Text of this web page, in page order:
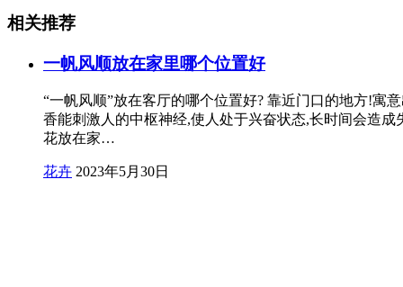
相关推荐
一帆风顺放在家里哪个位置好
“一帆风顺”放在客厅的哪个位置好? 靠近门口的地方!寓
香能刺激人的中枢神经,使人处于兴奋状态,长时间会造
花放在家…
花卉 2023年5月30日